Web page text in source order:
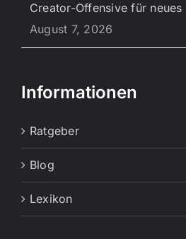
Creator-Offensive für
August 7, 2026
Informationen
Ratgeber
Blog
Lexikon